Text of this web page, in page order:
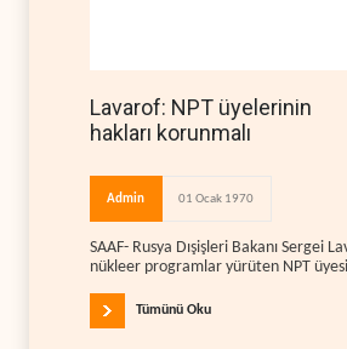
Lavarof: NPT üyelerinin
hakları korunmalı
Admin 01 Ocak 1970
SAAF- Rusya Dışişleri Bakanı Sergei
nükleer programlar yürüten NPT
Tümünü Oku